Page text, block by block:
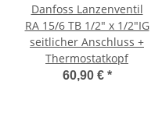
Danfoss Lanzenventil
RA 15/6 TB 1/2" x 1/2"IG
seitlicher Anschluss +
Thermostatkopf
60,90 € *